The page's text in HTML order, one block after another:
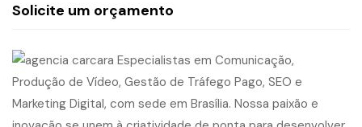
Solicite um orçamento